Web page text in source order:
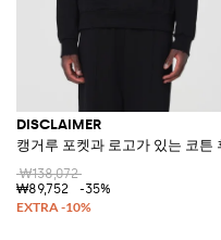
DISCLAIMER
캥거루 포켓과 로고가 있는 코튼
₩138,072
₩89,752
-35%